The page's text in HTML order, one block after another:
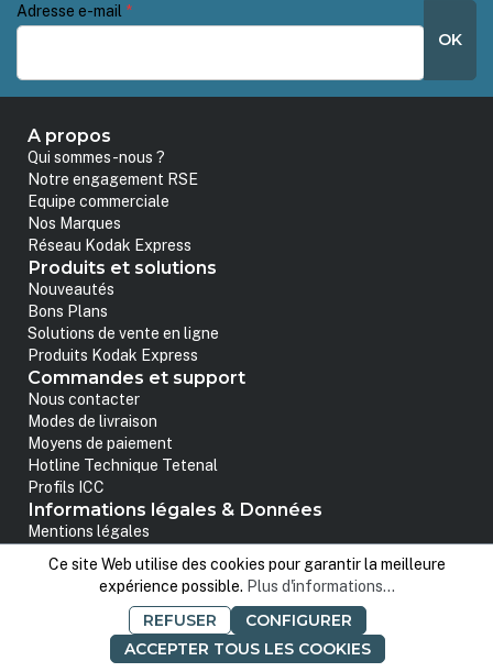
Adresse e-mail *
OK
A propos
Qui sommes-nous ?
Notre engagement RSE
Equipe commerciale
Nos Marques
Réseau Kodak Express
Produits et solutions
Nouveautés
Bons Plans
Solutions de vente en ligne
Produits Kodak Express
Commandes et support
Nous contacter
Modes de livraison
Moyens de paiement
Hotline Technique Tetenal
Profils ICC
Informations légales & Données
Mentions légales
Conditions Générales de Vente
Politique de confidentialité
Données personnelles
Marques partenaires
Ce site Web utilise des cookies pour garantir la meilleure
expérience possible. Plus d'informations...
REFUSER
CONFIGURER
ACCEPTER TOUS LES COOKIES